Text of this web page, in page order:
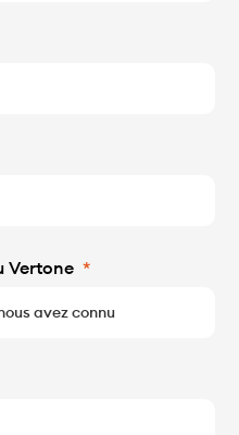
Vertone